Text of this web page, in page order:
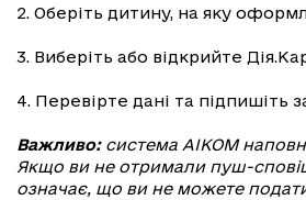
2. Оберіть дитину, на яку
3. Виберіть або відкрийте
4. Перевірте дані та підпишіть
Важливо:система АІКОМ
Якщо ви не отримали пуш-
означає, що ви не можете